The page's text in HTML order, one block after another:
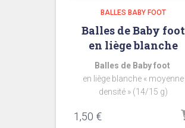
BALLES BABY FOOT
Balles de Baby foot
en liège blanche
Balles de Baby foot
en liège blanche « moyenne
densité » (14/15 g)
1,50 €